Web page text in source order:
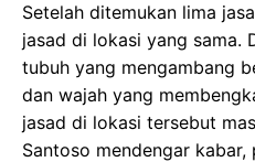
Setelah ditemukan lima
jasad di lokasi yang sama.
tubuh yang mengambang
dan wajah yang
jasad di lokasi tersebut
Santoso mendengar